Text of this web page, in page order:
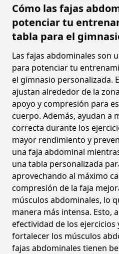
Cómo las fajas
potenciar tu
tabla para el
Las fajas abdominales son
para potenciar tu
el gimnasio personalizada.
ajustan alrededor de la
apoyo y compresión para
cuerpo. Además, ayudan a
correcta durante los
mayor rendimiento y
una faja abdominal
una tabla personalizada
aprovechando al máximo
compresión de la faja
músculos abdominales, lo
manera más intensa. Esto,
efectividad de los ejercicios
fortalecer los músculos
fajas abdominales tienen